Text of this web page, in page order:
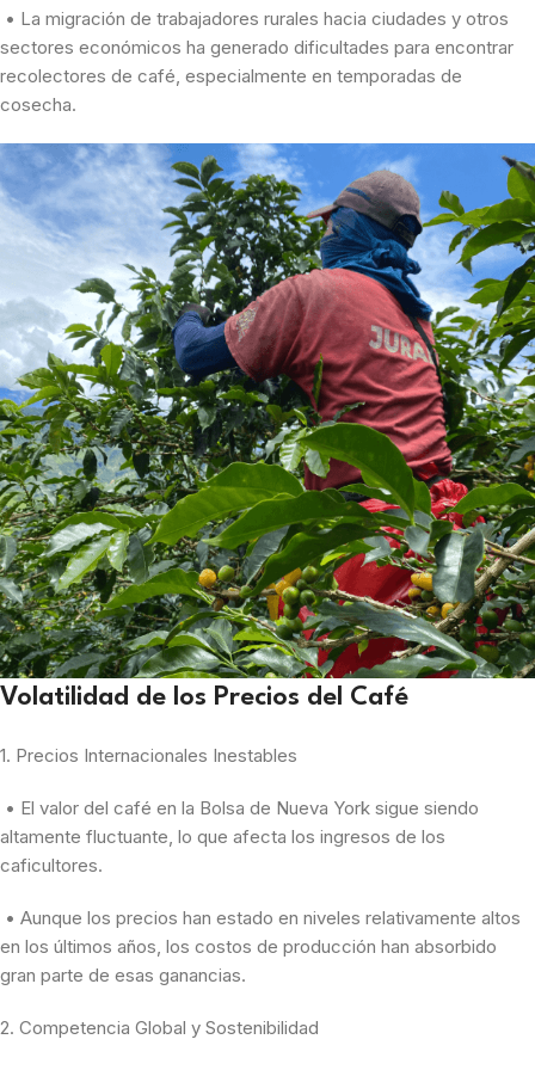
• La migración de trabajadores rurales hacia ciudades y otros
sectores económicos ha generado dificultades para encontrar
recolectores de café, especialmente en temporadas de
cosecha.
Volatilidad de los Precios del Café
1. Precios Internacionales Inestables
• El valor del café en la Bolsa de Nueva York sigue siendo
altamente fluctuante, lo que afecta los ingresos de los
caficultores.
• Aunque los precios han estado en niveles relativamente altos
en los últimos años, los costos de producción han absorbido
gran parte de esas ganancias.
2. Competencia Global y Sostenibilidad